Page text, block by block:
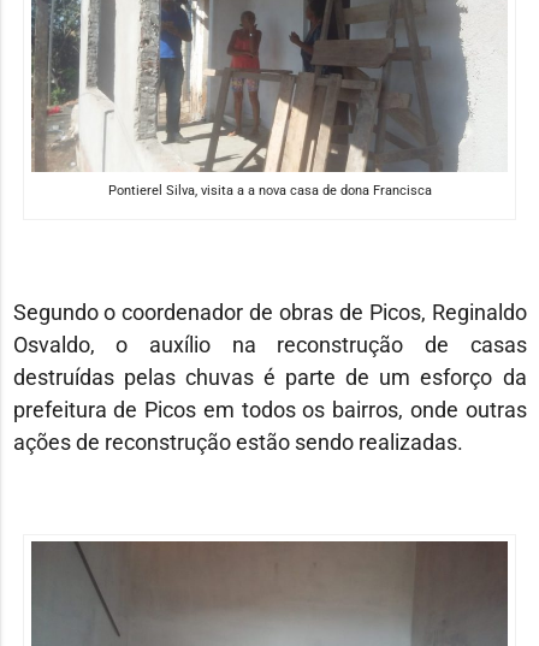
Pontierel Silva, visita a a nova casa de dona Francisca
Segundo o coordenador de obras de Picos, Reginaldo
Osvaldo, o auxílio na reconstrução de casas
destruídas pelas chuvas é parte de um esforço da
prefeitura de Picos em todos os bairros, onde outras
ações de reconstrução estão sendo realizadas.